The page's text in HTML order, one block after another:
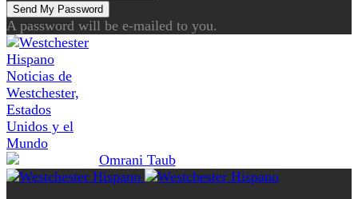
A password will be e-mailed to you.
Noticias de
Westchester,
Estados
Unidos y el
Mundo